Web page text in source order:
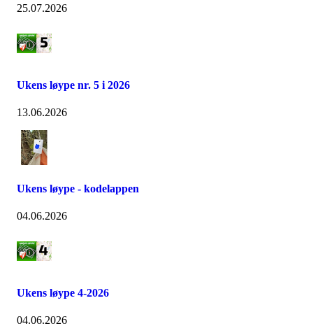
25.07.2026
Ukens løype nr. 5 i 2026
13.06.2026
Ukens løype - kodelappen
04.06.2026
Ukens løype 4-2026
04.06.2026